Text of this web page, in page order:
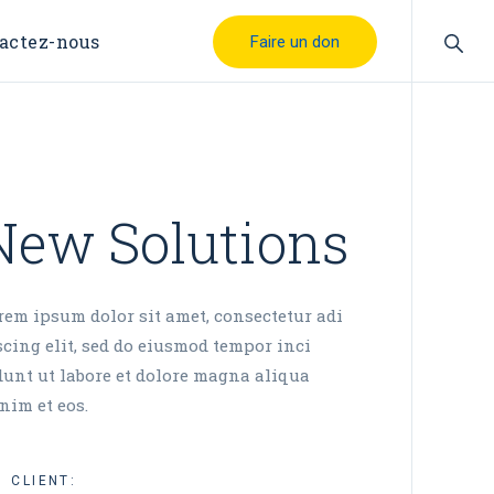
nous Faire un don
Solutions
ipsum dolor sit amet, consectetur adi
elit, sed do eiusmod tempor inci
ut labore et dolore magna aliqua
et eos.
CLIENT: